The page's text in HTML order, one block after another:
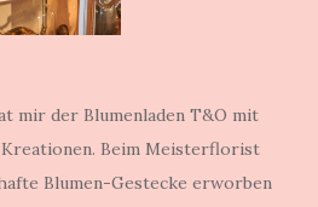
mir der Blumenladen T&O mit
Beim Meisterflorist
Blumen-Gestecke erworben